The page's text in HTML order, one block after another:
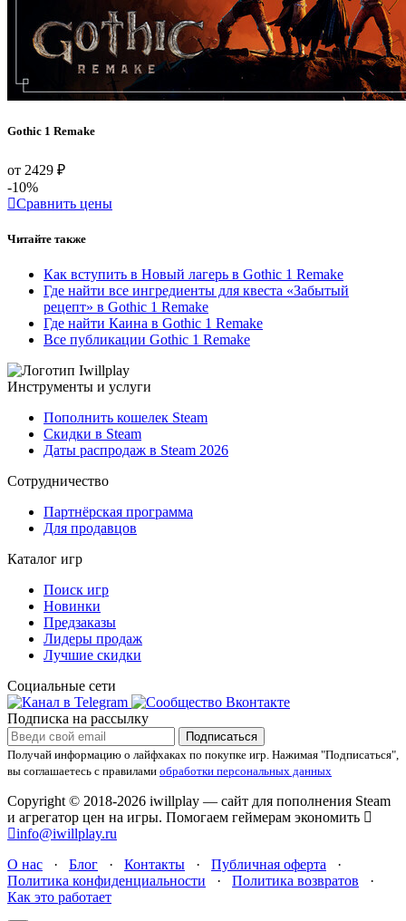
Gothic 1 Remake
от 2429 ₽
-10%
Сравнить цены
Читайте также
Как вступить в Новый лагерь в Gothic 1 Remake
Где найти все ингредиенты для квеста «Забытый
рецепт» в Gothic 1 Remake
Где найти Каина в Gothic 1 Remake
Все публикации Gothic 1 Remake
Инструменты и услуги
Пополнить кошелек Steam
Скидки в Steam
Даты распродаж в Steam 2026
Сотрудничество
Партнёрская программа
Для продавцов
Каталог игр
Поиск игр
Новинки
Предзаказы
Лидеры продаж
Лучшие скидки
Социальные сети
Подписка на рассылку
Подписаться
Получай информацию о лайфхаках по покупке игр. Нажимая "Подписаться",
вы соглашаетесь с правилами обработки персональных данных
Copyright © 2018-2026 iwillplay — сайт для пополнения Steam
и агрегатор цен на игры. Помогаем геймерам экономить
info@iwillplay.ru
О нас · Блог · Контакты · Публичная оферта ·
Политика конфиденциальности · Политика возвратов ·
Как это работает